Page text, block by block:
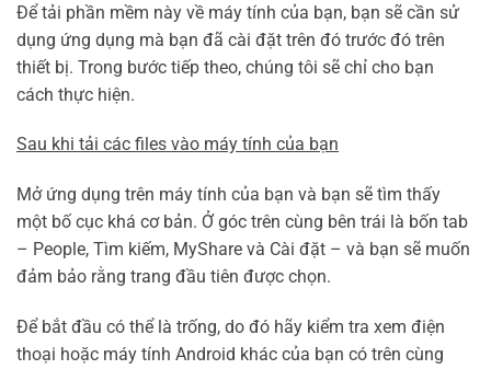
Để tải phần mềm này về máy tính của bạn, bạn sẽ cần sử
dụng ứng dụng mà bạn đã cài đặt trên đó trước đó trên
thiết bị. Trong bước tiếp theo, chúng tôi sẽ chỉ cho bạn
cách thực hiện.
Sau khi tải các files vào máy tính của bạn
Mở ứng dụng trên máy tính của bạn và bạn sẽ tìm thấy
một bố cục khá cơ bản. Ở góc trên cùng bên trái là bốn tab
– People, Tìm kiếm, MyShare và Cài đặt – và bạn sẽ muốn
đảm bảo rằng trang đầu tiên được chọn.
Để bắt đầu có thể là trống, do đó hãy kiểm tra xem điện
thoại hoặc máy tính Android khác của bạn có trên cùng